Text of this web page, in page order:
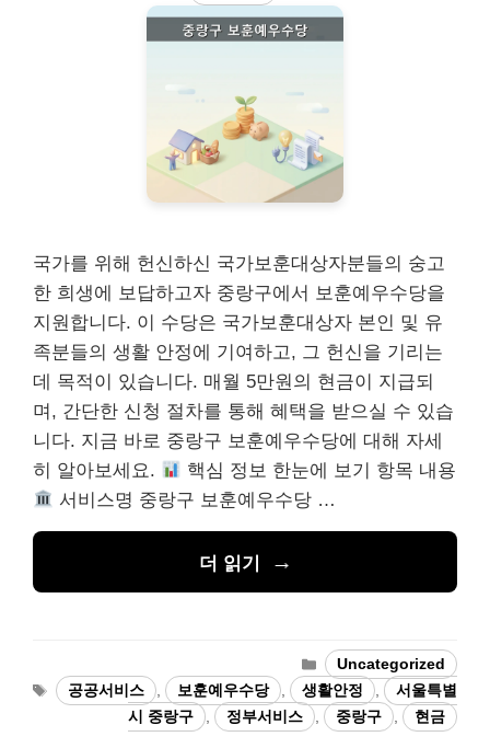
국가를 위해 헌신하신 국가보훈대상자분들의 숭고
한 희생에 보답하고자 중랑구에서 보훈예우수당을
지원합니다. 이 수당은 국가보훈대상자 본인 및 유
족분들의 생활 안정에 기여하고, 그 헌신을 기리는
데 목적이 있습니다. 매월 5만원의 현금이 지급되
며, 간단한 신청 절차를 통해 혜택을 받으실 수 있습
니다. 지금 바로 중랑구 보훈예우수당에 대해 자세
히 알아보세요.
핵심 정보 한눈에 보기 항목 내용
서비스명 중랑구 보훈예우수당 …
더 읽기
카
테
고
리
Uncategorized
태
그
공공서비스 , 보훈예우수당 , 생활안정 ,
서울특별
시 중랑구
, 정부서비스 , 중랑구 , 현금